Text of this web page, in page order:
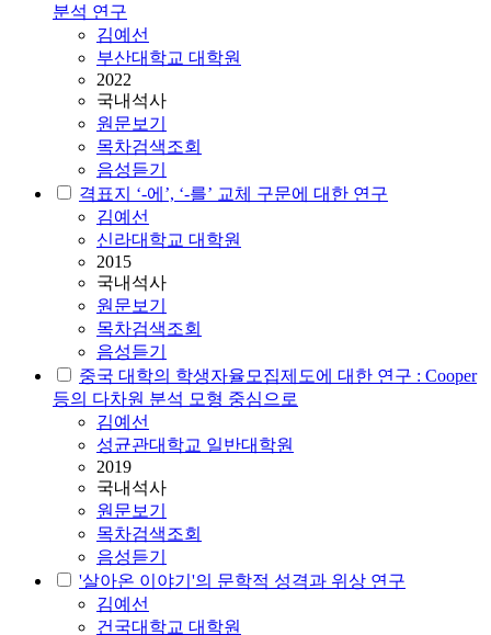
분석 연구
김예선
부산대학교 대학원
2022
국내석사
원문보기
목차검색조회
음성듣기
격표지 ‘-에’, ‘-를’ 교체 구문에 대한 연구
김예선
신라대학교 대학원
2015
국내석사
원문보기
목차검색조회
음성듣기
중국 대학의 학생자율모집제도에 대한 연구 : Cooper
등의 다차원 분석 모형 중심으로
김예선
성균관대학교 일반대학원
2019
국내석사
원문보기
목차검색조회
음성듣기
'살아온 이야기'의 문학적 성격과 위상 연구
김예선
건국대학교 대학원